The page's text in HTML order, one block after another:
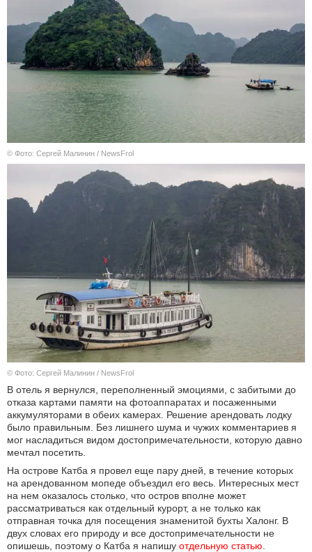
© Фото: Сергей Малинин / NewsFrol
© Фото: Сергей Малинин / NewsFrol
В отель я вернулся, переполненный эмоциями, с забитыми до
отказа картами памяти на фотоаппаратах и посаженными
аккумуляторами в обеих камерах. Решение арендовать лодку
было правильным. Без лишнего шума и чужих комментариев я
мог насладиться видом достопримечательности, которую давно
мечтал посетить.
На острове Катба я провел еще пару дней, в течение которых
на арендованном мопеде объездил его весь. Интересных мест
на нем оказалось столько, что остров вполне может
рассматриваться как отдельный курорт, а не только как
отправная точка для посещения знаменитой бухты Халонг. В
двух словах его природу и все достопримечательности не
опишешь, поэтому о Катба я напишу отдельную статью